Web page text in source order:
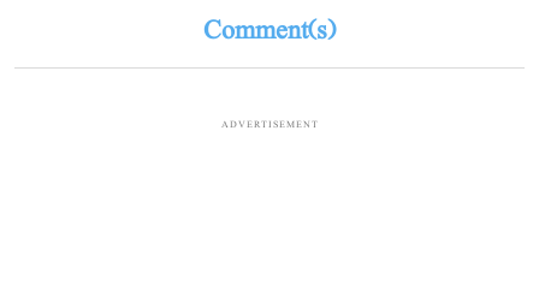
Comment(s)
ADVERTISEMENT